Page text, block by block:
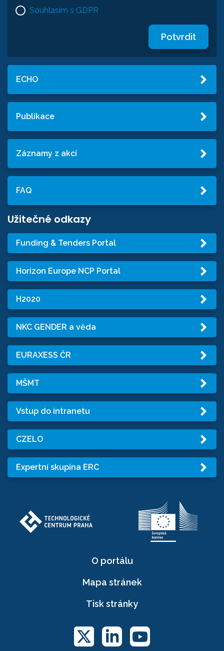
Souhlasím s GDPR
Potvrdit
ECHO
Publikace
Záznamy z akcí
FAQ
Užitečné odkazy
Funding & Tenders Portal
Horizon Europe NCP Portal
H2020
NKC GENDER a věda
EURAXESS ČR
MŠMT
Vstup do intranetu
CZELO
Expertní skupina ERC
O portálu
Mapa stránek
Tisk stránky